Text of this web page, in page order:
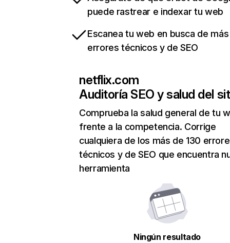
puede rastrear e indexar tu web
Escanea tu web en busca de
errores técnicos y de SEO
netflix.com
Auditoría SEO y salud del
Comprueba la salud general de tu
frente a la competencia. Corrige
cualquiera de los más de 130
técnicos y de SEO que encuentra
herramienta
Ningún resultado